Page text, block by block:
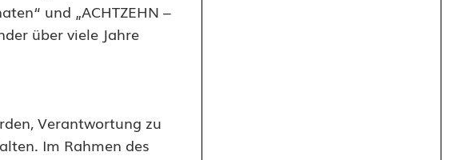
und „ACHTZEHN –
über viele Jahre
Verantwortung zu
Im Rahmen des